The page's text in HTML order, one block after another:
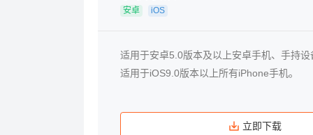
安卓 iOS
适用于安卓5.0版本及以上安卓手机、手持
适用于iOS9.0版本以上所有iPhone手机。
立即下载